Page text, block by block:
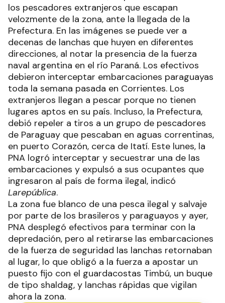
los pescadores extranjeros que escapan
velozmente de la zona, ante la llegada de la
Prefectura. En las imágenes se puede ver a
decenas de lanchas que huyen en diferentes
direcciones, al notar la presencia de la fuerza
naval argentina en el río Paraná. Los efectivos
debieron interceptar embarcaciones paraguayas
toda la semana pasada en Corrientes. Los
extranjeros llegan a pescar porque no tienen
lugares aptos en su país. Incluso, la Prefectura,
debió repeler a tiros a un grupo de pescadores
de Paraguay que pescaban en aguas correntinas,
en puerto Corazón, cerca de Itatí. Este lunes, la
PNA logró interceptar y secuestrar una de las
embarcaciones y expulsó a sus ocupantes que
ingresaron al país de forma ilegal, indicó
Larepública.
La zona fue blanco de una pesca ilegal y salvaje
por parte de los brasileros y paraguayos y ayer,
PNA desplegó efectivos para terminar con la
depredación, pero al retirarse las embarcaciones
de la fuerza de seguridad las lanchas retornaban
al lugar, lo que obligó a la fuerza a apostar un
puesto fijo con el guardacostas Timbú, un buque
de tipo shaldag, y lanchas rápidas que vigilan
ahora la zona.